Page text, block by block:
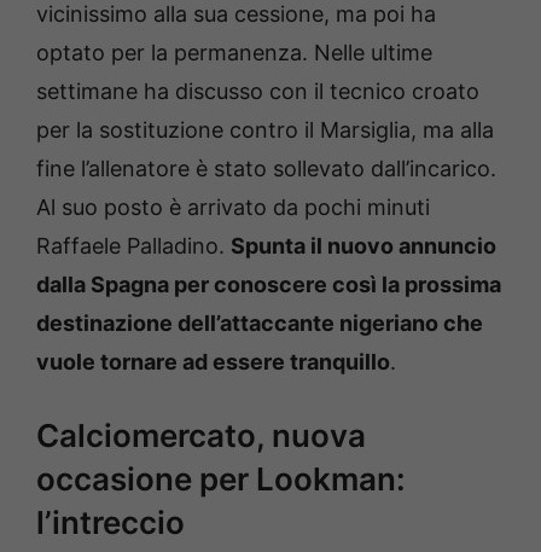
vicinissimo alla sua cessione, ma poi ha
optato per la permanenza. Nelle ultime
settimane ha discusso con il tecnico croato
per la sostituzione contro il Marsiglia, ma alla
fine l’allenatore è stato sollevato dall’incarico.
Al suo posto è arrivato da pochi minuti
Raffaele Palladino. Spunta il nuovo annuncio
dalla Spagna per conoscere così la prossima
destinazione dell’attaccante nigeriano che
vuole tornare ad essere tranquillo.
Calciomercato, nuova
occasione per Lookman:
l’intreccio